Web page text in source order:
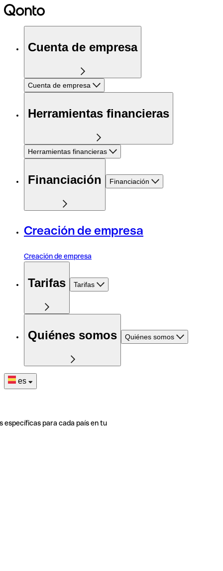
Cuenta de empresa
Cuenta de empresa
Herramientas financieras
Herramientas financieras
Financiación Financiación
Creación de empresa
Creación de empresa
Tarifas Tarifas
Quiénes somos Quiénes somos
es
específicas para cada país en tu